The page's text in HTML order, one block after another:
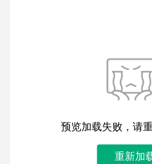
预览加载失败，请
重新加